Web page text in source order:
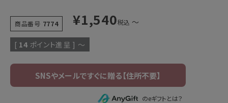
商品番号 7774 ¥1,540税込 〜
[ 14 ポイント進呈 ] 〜
のeギフトとは？